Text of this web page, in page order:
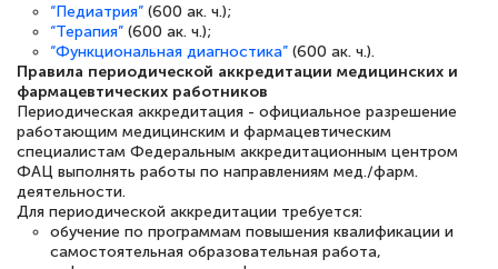
полезных материалов помогли
подготовиться к тестированию. Это
книги, методические рекомендации,
статьи. Времени на подготовку
достаточно. Курс помогает пройти
аттестацию в школе. Спасибо!
“Педиатрия” (600 ак. ч.);
“Терапия” (600 ак. ч.);
“Функциональная диагностика” (600 ак. ч.).
Правила периодической аккредитации медицинских и
фармацевтических работников
Периодическая аккредитация - официальное разрешение
работающим медицинским и фармацевтическим
специалистам Федеральным аккредитационным центром
ФАЦ выполнять работы по направлениям мед./фарм.
деятельности.
Для периодической аккредитации требуется:
обучение по программам повышения квалификации и
самостоятельная образовательная работа,